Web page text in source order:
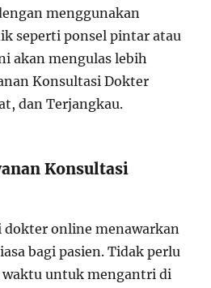
menggunakan
seperti ponsel pintar atau
akan mengulas lebih
Konsultasi Dokter
dan Terjangkau.
Konsultasi
dokter online menawarkan
bagi pasien. Tidak perlu
untuk mengantri di